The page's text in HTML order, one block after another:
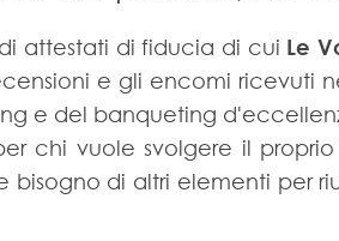
attestati di fiducia di cui Le
e gli encomi ricevuti
e del banqueting
chi vuole svolgere il
bisogno di altri elementi per